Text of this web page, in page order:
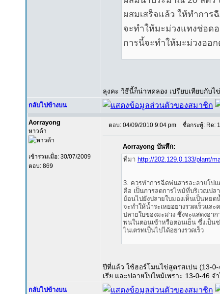
ผสมเสร็จแล้ว ให้ทำกา
จะทำให้มะม่วงแทงช่อด
การนี้จะทำให้มะม่วงออ
ลุงคะ วิธีนี้ก็น่าทดลอง เปรียบเทียบกับไ
กลับไปข้างบน
Aorrayong
หาวด้า
เข้าร่วมเมื่อ: 30/07/2009
ตอบ: 869
ตอบ: 04/09/2010 9:04 pm ชื่อกระทู้: Re:
Aorrayong บันทึก:
ที่มา http://202.129.0.133/plant/
3. ควรทำการฉีดพ่นสารละลายโป
คือ เป็นการลดการไหม้ที่บริเวณปล
ย้อนไปยังปลายใบมองเห็นเป็นหย
จะทำให้น้ำระเหยอย่างรวดเร็วแล
ปลายใบของมะม่วง ซึ่งจะแสดงอา
พ่นในตอนเช้าหรือตอนเย็น ซึ่งเป็น
ไนเตรทเป็นไปได้อย่างรวดเร็ว
ปีที่แล้ว ใช้ฮอร์โมนไข่สูตรสเปน (13-0-
เรีย และปลายใบไหม้เพราะ 13-0-46
กลับไปข้างบน